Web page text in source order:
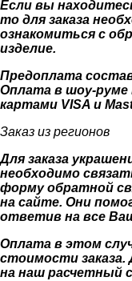
Если вы
то для заказа
ознакомиться с
изделие.
Предоплата
Оплата в шоу-руме
картами VISA и
Заказ из регионов
Для заказа
необходимо
форму обратной
на сайте. Они
ответив на все
Оплата в этом
стоимости
на наш расчетный